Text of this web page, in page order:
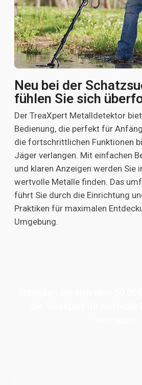
Neu bei der
fühlen Sie sich
Der TreaXpert Metalldetektor
Bedienung, die perfekt für
die fortschrittlichen Funktionen
Jäger verlangen. Mit einfachen
und klaren Anzeigen werden Sie
wertvolle Metalle finden. Das
führt Sie durch die Einrichtung
Praktiken für maximalen
Umgebung.